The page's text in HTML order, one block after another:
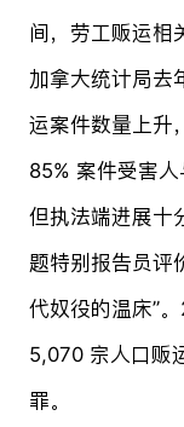
间，劳工贩运相
加拿大统计局去
运案件数量上升
85% 案件受害人
但执法端进展十
题特别报告员评
代奴役的温床”
5,070 宗人口贩
罪。